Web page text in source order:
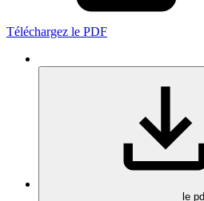
Téléchargez le PDF
le